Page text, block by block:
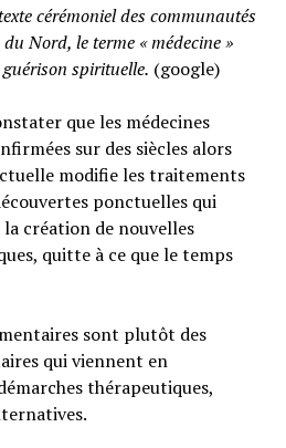
cérémoniel des communautés
Nord, le terme « médecine »
spirituelle. (google)
que les médecines
sur des siècles alors
modifie les traitements
ponctuelles qui
création de nouvelles
quitte à ce que le temps
sont plutôt des
qui viennent en
thérapeutiques,